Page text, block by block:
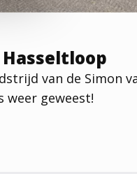
van de Simon
weer geweest!
Hasseltloop